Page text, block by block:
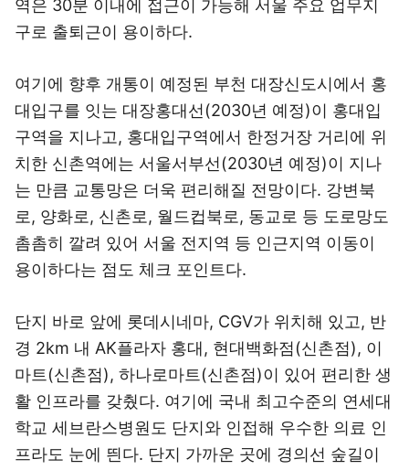
역은 30분 이내에 접근이 가능해 서울 주요 업무지
구로 출퇴근이 용이하다.
여기에 향후 개통이 예정된 부천 대장신도시에서 홍
대입구를 잇는 대장홍대선(2030년 예정)이 홍대입
구역을 지나고, 홍대입구역에서 한정거장 거리에 위
치한 신촌역에는 서울서부선(2030년 예정)이 지나
는 만큼 교통망은 더욱 편리해질 전망이다. 강변북
로, 양화로, 신촌로, 월드컵북로, 동교로 등 도로망도
촘촘히 깔려 있어 서울 전지역 등 인근지역 이동이
용이하다는 점도 체크 포인트다.
단지 바로 앞에 롯데시네마, CGV가 위치해 있고, 반
경 2km 내 AK플라자 홍대, 현대백화점(신촌점), 이
마트(신촌점), 하나로마트(신촌점)이 있어 편리한 생
활 인프라를 갖췄다. 여기에 국내 최고수준의 연세대
학교 세브란스병원도 단지와 인접해 우수한 의료 인
프라도 눈에 띈다. 단지 가까운 곳에 경의선 숲길이